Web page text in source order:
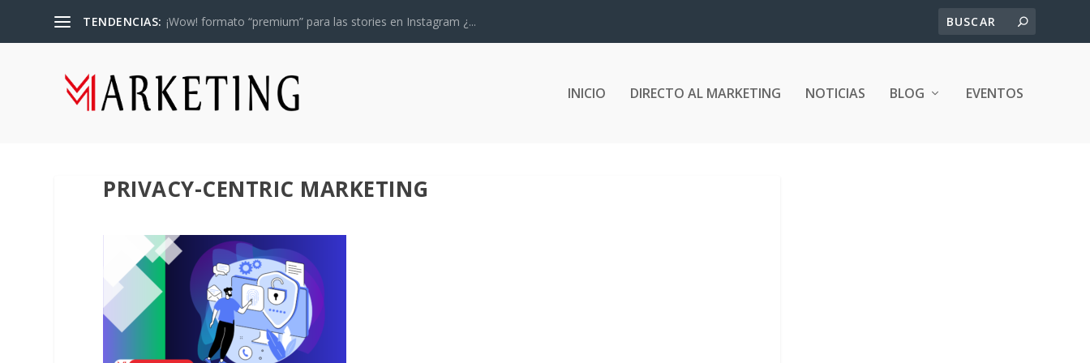
TENDENCIAS: ¡Wow! formato “premium” para las stories en Instagram ¿...
INICIO DIRECTO AL MARKETING NOTICIAS BLOG EVENTOS
PRIVACY-CENTRIC MARKETING